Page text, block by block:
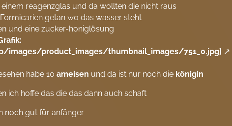
reagenzglas und da wollten die nicht raus
getan wo das wasser steht
und eine zucker-honiglösung
product_images/thumbnail_images/751_0.jpg]
habe 10ameisen und da ist nur noch die königin
ich hoffe das die das dann auch schaft
noch gut für anfänger